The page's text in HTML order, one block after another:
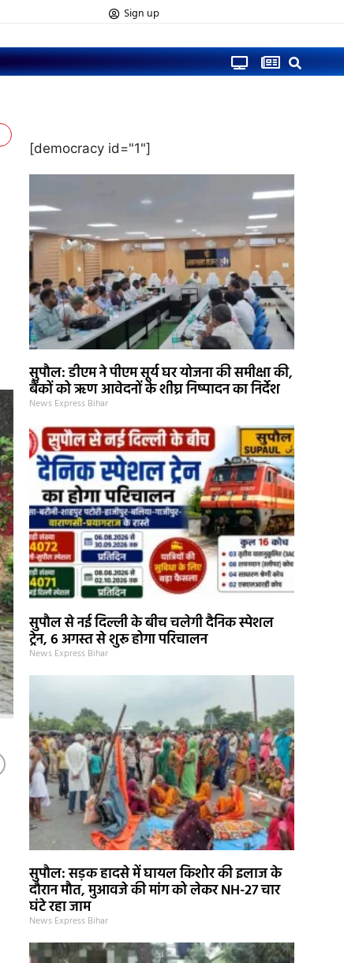
Sign up
[democracy id="1"]
सुपौल: डीएम ने पीएम सूर्य घर योजना की समीक्षा की,
बैंकों को ऋण आवेदनों के शीघ्र निष्पादन का निर्देश
News Express Bihar
सुपौल से नई दिल्ली के बीच चलेगी दैनिक स्पेशल
ट्रेन, 6 अगस्त से शुरू होगा परिचालन
News Express Bihar
सुपौल: सड़क हादसे में घायल किशोर की इलाज के
दौरान मौत, मुआवजे की मांग को लेकर NH-27 चार
घंटे रहा जाम
News Express Bihar